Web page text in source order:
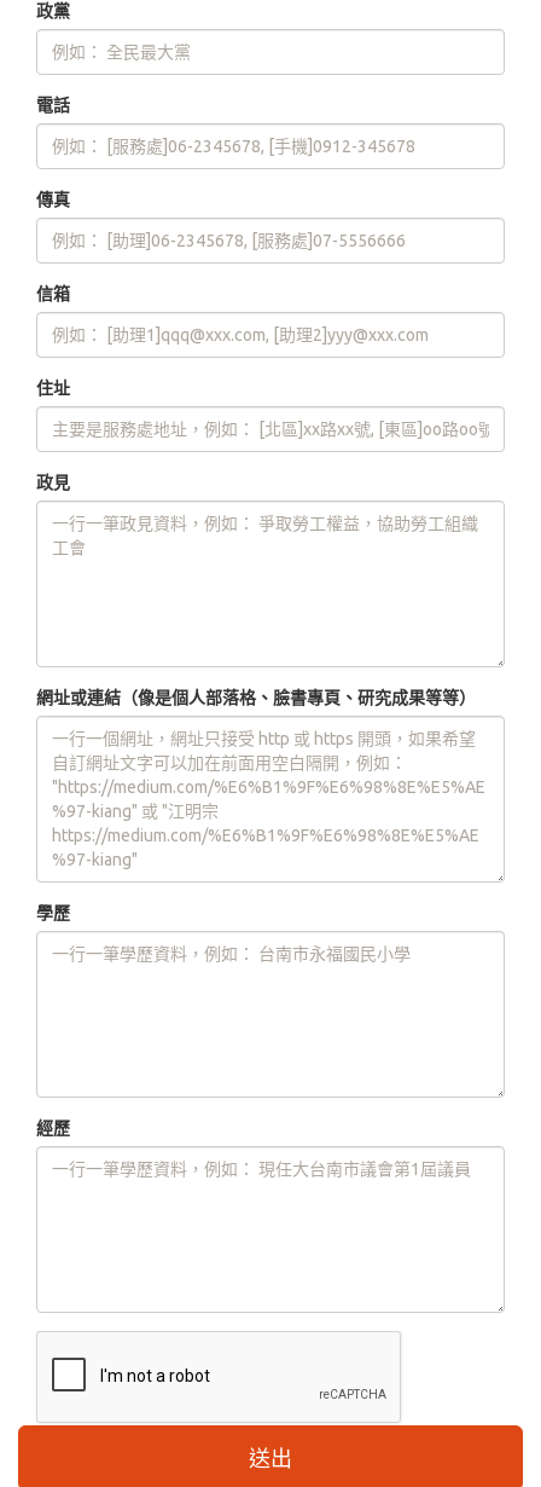
政黨
電話
傳真
信箱
住址
政見
網址或連結（像是個人部落格、臉書專頁、研究成果等等）
學歷
經歷
送出